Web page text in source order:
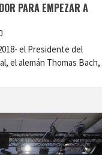
PARA EMPEZAR A
el Presidente del
el alemán Thomas Bach,